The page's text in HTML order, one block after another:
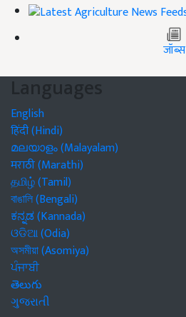
जॉब्स
Languages
English
हिंदी (Hindi)
മലയാളം (Malayalam)
मराठी (Marathi)
தமிழ் (Tamil)
বাঙালি (Bengali)
ಕನ್ನಡ (Kannada)
ଓଡିଆ (Odia)
অসমীয়া (Asomiya)
ਪੰਜਾਬੀ
తెలుగు
ગુજરાતી